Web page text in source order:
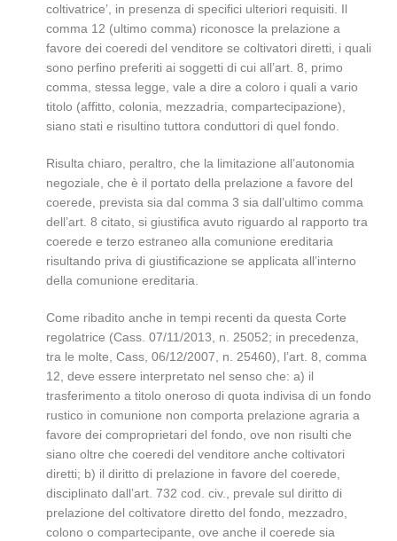
coltivatrice’, in presenza di specifici ulteriori requisiti. Il
comma 12 (ultimo comma) riconosce la prelazione a
favore dei coeredi del venditore se coltivatori diretti, i quali
sono perfino preferiti ai soggetti di cui all’art. 8, primo
comma, stessa legge, vale a dire a coloro i quali a vario
titolo (affitto, colonia, mezzadria, compartecipazione),
siano stati e risultino tuttora conduttori di quel fondo.
Risulta chiaro, peraltro, che la limitazione all’autonomia
negoziale, che è il portato della prelazione a favore del
coerede, prevista sia dal comma 3 sia dall’ultimo comma
dell’art. 8 citato, si giustifica avuto riguardo al rapporto tra
coerede e terzo estraneo alla comunione ereditaria
risultando priva di giustificazione se applicata all’interno
della comunione ereditaria.
Come ribadito anche in tempi recenti da questa Corte
regolatrice (Cass. 07/11/2013, n. 25052; in precedenza,
tra le molte, Cass, 06/12/2007, n. 25460), l’art. 8, comma
12, deve essere interpretato nel senso che: a) il
trasferimento a titolo oneroso di quota indivisa di un fondo
rustico in comunione non comporta prelazione agraria a
favore dei comproprietari del fondo, ove non risulti che
siano oltre che coeredi del venditore anche coltivatori
diretti; b) il diritto di prelazione in favore del coerede,
disciplinato dall’art. 732 cod. civ., prevale sul diritto di
prelazione del coltivatore diretto del fondo, mezzadro,
colono o compartecipante, ove anche il coerede sia